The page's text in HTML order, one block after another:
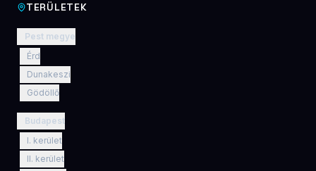
TERÜLETEK
Pest megye
Érd
Dunakeszi
Gödöllő
Budapest
I. kerület
II. kerület